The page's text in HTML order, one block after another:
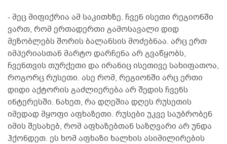
- მეც მიფიქრია ამ საკითხზე. ჩვენ ისეთი რეგიონში
ვართ, რომ ერთადერთი გამოსავალი დიდ
მეზობლებს შორის ბალანსის მოძებნაა. არც ერთ
იმპერიასთან მარტო დარჩენა არ გვაწყობს,
ჩვენთვის თურქეთი და ირანიც ისეთივე სახიფათოა,
როგორც რუსეთი. ასე რომ, რეგიონში არც ერთი
დიდი აქტორის გაძლიერება არ შედის ჩვენს
ინტერესში. ნახეთ, რა დღეშია დღეს რუსეთის
იმედად მყოფი აფხაზეთი. რუსები უკვე საუბრობენ
იმის შესახებ, რომ აფხაზებთან საზღვარი არ უნდა
ჰქონდეთ. ეს ხომ აფხაზი ხალხის ასიმილირების